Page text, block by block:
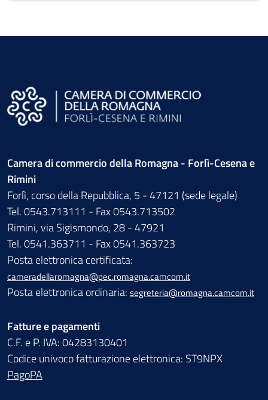
Camera di commercio della Romagna - Forlì-Cesena e
Rimini
Forlì, corso della Repubblica, 5 - 47121 (sede legale)
Tel. 0543.713111 - Fax 0543.713502
Rimini, via Sigismondo, 28 - 47921
Tel. 0541.363711 - Fax 0541.363723
Posta elettronica certificata:
cameradellaromagna@pec.romagna.camcom.it
Posta elettronica ordinaria: segreteria@romagna.camcom.it
Fatture e pagamenti
C.F. e P. IVA: 04283130401
Codice univoco fatturazione elettronica: ST9NPX
PagoPA